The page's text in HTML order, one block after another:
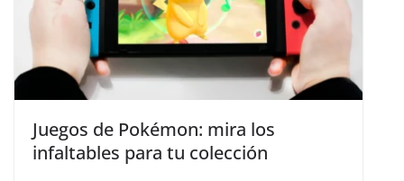
Juegos de Pokémon: mira los
infaltables para tu colección